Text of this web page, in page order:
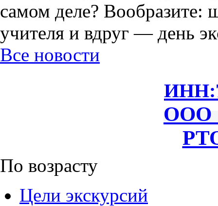
самом деле? Вообразите:
учителя и вдруг — день
Все новости
ИНН:
ООО
По возрасту
Цели экскурсий